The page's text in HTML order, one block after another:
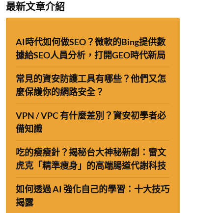
最新文章介紹
AI時代如何做SEO？微軟的Bing提供數
據給SEO人員分析，打開GEO時代新局
常見的資安防護工具有哪些？他們又怎
麼保護你的網路安全？
VPN / VPC 有什麼差別？資安初學者必
備知識
吃的瘦瘦針？揭秘台大神秘新創：雷文
虎克「精準瘦身」的高端腸道代謝科技
如何透過 AI 強化自己的學習：十大技巧
揭露